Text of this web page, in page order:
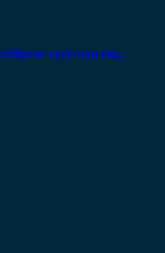
ερώτηση σας.